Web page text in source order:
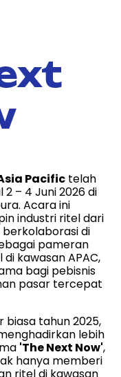
Pacific telah
– 4 Juni 2026 di
Acara ini
industri ritel dari
berkolaborasi di
pameran
kawasan APAC,
bagi pebisnis
pasar tercepat
biasa tahun 2025,
lebih
'The Next Now',
hanya memberi